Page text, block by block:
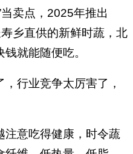
卖点，2025年推出
乡直供的新鲜时蔬，北
就能随便吃。
行业竞争太厉害了，
注意吃得健康，时令蔬